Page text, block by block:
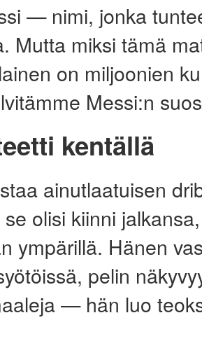
— nimi, jonka
Mutta miksi tämä
on miljoonien
Messi:n
kentällä
ainutlaatuisen
olisi kiinni
ympärillä. Hänen
pelin
— hän luo